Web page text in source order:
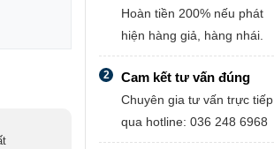
Hoàn tiền 200% nếu phát
hiện hàng giả, hàng nhái.
2 Cam kết tư vấn đúng
Chuyên gia tư vấn trực tiếp
qua hotline: 036 248 6968